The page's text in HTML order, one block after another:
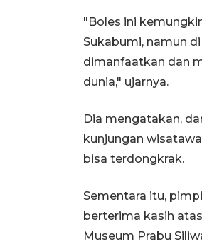
"Boles ini
Sukabumi, namun
dimanfaatkan dan
dunia," ujarnya.
Dia mengatakan,
kunjungan
bisa terdongkrak.
Sementara itu,
berterima kasih
Museum Prabu